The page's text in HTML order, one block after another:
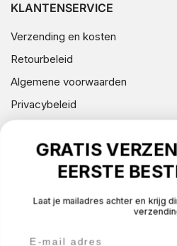
L
I
N
G
:
KLANTENSERVICE
Verzending en kosten
Retourbeleid
Algemene voorwaarden
Privacybeleid
Klachten
Over Silly Dog
GRATIS
EERSTE
Laat je mailadres achter en krijg